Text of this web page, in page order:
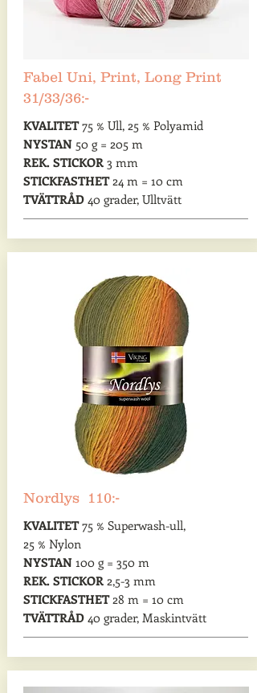
Fabel Uni, Print, Long Print
31/33/36:-
KVALITET75 % Ull, 25 % Polyamid
NYSTAN50 g = 205 m
REK. STICKOR 3 mm
STICKFASTHET24 m = 10 cm
TVÄTTRÅD40 grader, Ulltvätt
Nordlys 110:-
KVALITET75 % Superwash-ull,
25 % Nylon
NYSTAN100 g = 350 m
REK. STICKOR 2,5-3 mm
STICKFASTHET28 m = 10 cm
TVÄTTRÅD40 grader, Maskintvätt